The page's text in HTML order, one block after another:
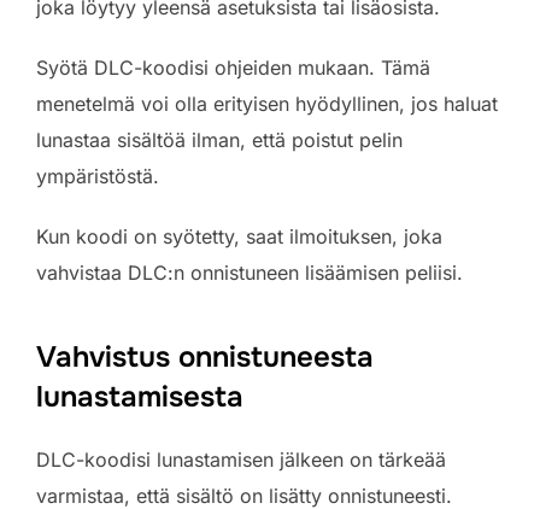
joka löytyy yleensä asetuksista tai lisäosista.
Syötä DLC-koodisi ohjeiden mukaan. Tämä
menetelmä voi olla erityisen hyödyllinen, jos haluat
lunastaa sisältöä ilman, että poistut pelin
ympäristöstä.
Kun koodi on syötetty, saat ilmoituksen, joka
vahvistaa DLC:n onnistuneen lisäämisen peliisi.
Vahvistus onnistuneesta
lunastamisesta
DLC-koodisi lunastamisen jälkeen on tärkeää
varmistaa, että sisältö on lisätty onnistuneesti.